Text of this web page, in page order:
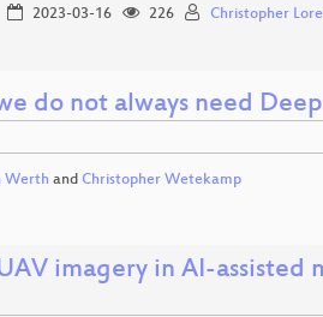
2023-03-16 226 Christopher
do not always need
Werth and Christopher Wetekamp
imagery in AI-assisted